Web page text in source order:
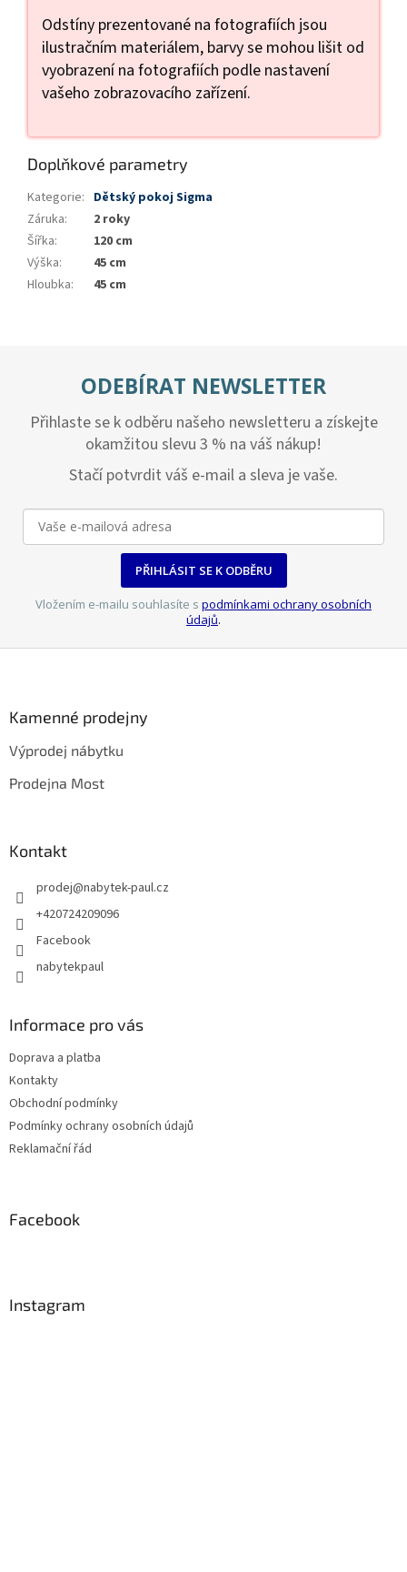
Odstíny prezentované na fotografiích jsou
ilustračním materiálem, barvy se mohou lišit od
vyobrazení na fotografiích podle nastavení
vašeho zobrazovacího zařízení.
Doplňkové parametry
Kategorie: Dětský pokoj Sigma
Záruka:
2 roky
Šířka:
120 cm
Výška:
45 cm
Hloubka: 45 cm
ODEBÍRAT NEWSLETTER
Přihlaste se k odběru našeho newsletteru a získejte
okamžitou slevu 3 % na váš nákup!
Stačí potvrdit váš e-mail a sleva je vaše.
PŘIHLÁSIT SE K ODBĚRU
Vložením e-mailu souhlasíte s podmínkami ochrany osobních
údajů.
Kamenné prodejny
Výprodej nábytku
Prodejna Most
Kontakt
prodej@nabytek-paul.cz
+420724209096
Facebook
nabytekpaul
Informace pro vás
Doprava a platba
Kontakty
Obchodní podmínky
Podmínky ochrany osobních údajů
Reklamační řád
Facebook
Instagram